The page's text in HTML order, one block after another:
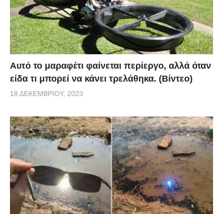
Αυτό το μαραφέτι φαίνεται περίεργο, αλλά όταν
είδα τι μπορεί να κάνει τρελάθηκα. (Βίντεο)
18 ΔΕΚΕΜΒΡΊΟΥ, 2023